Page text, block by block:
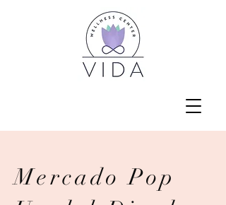
Mercado Pop